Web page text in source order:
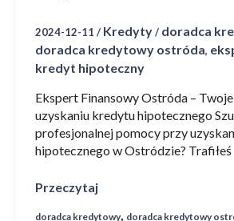
2024-12-11 / Kredyty/ doradca
doradca kredytowy ostróda,
kredyt hipoteczny
Ekspert Finansowy Ostróda –
uzyskaniu kredytu hipotecznego
profesjonalnej pomocy przy
hipotecznego w Ostródzie? Trafiłeś
Przeczytaj
doradca kredytowy, doradca kredytowy